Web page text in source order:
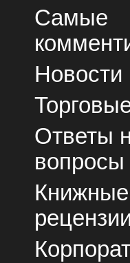
Самые
Новости
Ответы
вопросы
Книжные